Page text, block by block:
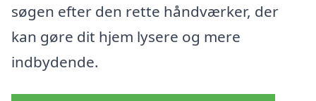
søgen efter den rette håndværker, der
kan gøre dit hjem lysere og mere
indbydende.